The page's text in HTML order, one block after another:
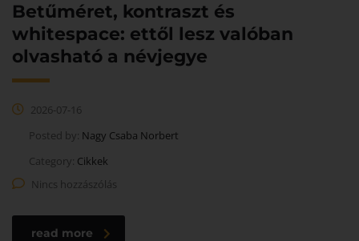
Betűméret, kontraszt és
whitespace: ettől lesz valóban
olvasható a névjegye
2026-07-16
Posted by: Nagy Csaba Norbert
Category: Cikkek
Nincs hozzászólás
read more